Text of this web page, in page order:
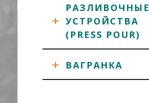
РАЗЛИВОЧНЫЕ
УСТРОЙСТВА
(PRESS POUR)
ВАГРАНКА